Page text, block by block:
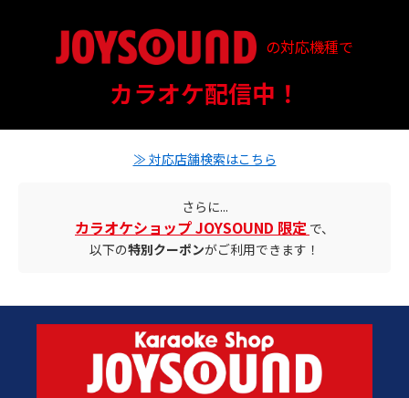
の対応機種で
配信ステータスカラオケ配信中！
対応店舗とクーポン情報
≫ 対応店舗検索はこちら
さらに...
カラオケショップ JOYSOUND 限定 で、
以下の特別クーポンがご利用できます！
カラオケショップ JOYSOUND 特別クーポン